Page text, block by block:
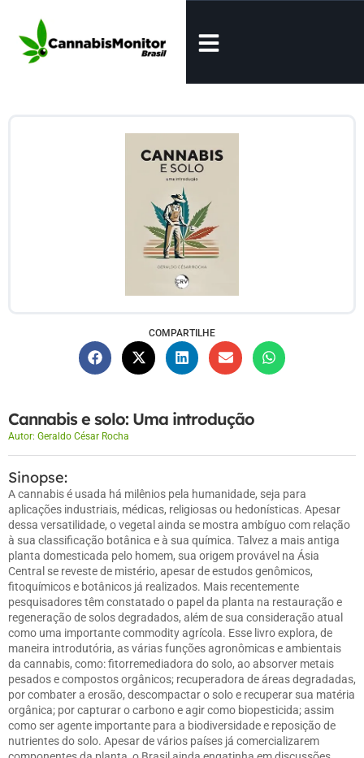
COMPARTILHE
Cannabis e solo: Uma introdução
Autor: Geraldo César Rocha
Sinopse:
A cannabis é usada há milênios pela humanidade, seja para
aplicações industriais, médicas, religiosas ou hedonísticas. Apesar
dessa versatilidade, o vegetal ainda se mostra ambíguo com relação
à sua classificação botânica e à sua química. Talvez a mais antiga
planta domesticada pelo homem, sua origem provável na Ásia
Central se reveste de mistério, apesar de estudos genômicos,
fitoquímicos e botânicos já realizados. Mais recentemente
pesquisadores têm constatado o papel da planta na restauração e
regeneração de solos degradados, além de sua consideração atual
como uma importante commodity agrícola. Esse livro explora, de
maneira introdutória, as várias funções agronômicas e ambientais
da cannabis, como: fitorremediadora do solo, ao absorver metais
pesados e compostos orgânicos; recuperadora de áreas degradadas,
por combater a erosão, descompactar o solo e recuperar sua matéria
orgânica; por capturar o carbono e agir como biopesticida; assim
como ser agente importante para a biodiversidade e reposição de
nutrientes do solo. Apesar de vários países já comercializarem